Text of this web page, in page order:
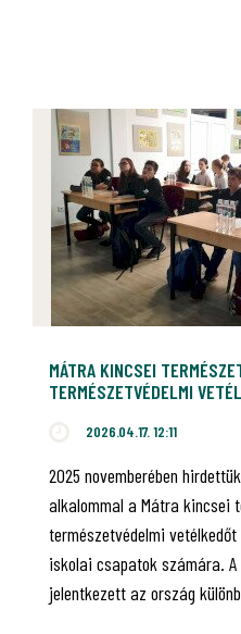
MÁTRA KINCSEI
TERMÉSZETVÉDELMI
2026.04.17. 12:11
2025 novemberében
alkalommal a Mátra kincsei
természetvédelmi
iskolai csapatok számára.
jelentkezett az ország